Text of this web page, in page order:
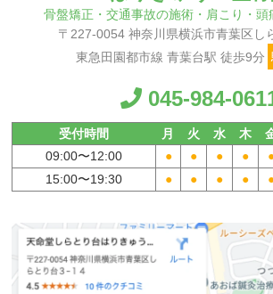
骨盤矯正・交通事故の施術・肩こり・頭
〒227-0054 神奈川県横浜市青葉区し
東急田園都市線 青葉台駅 徒歩9分
045-984-
受付時間 月 火 水 木
09:00〜12:00 ● ● ● ●
15:00〜19:30 ● ● ● ●